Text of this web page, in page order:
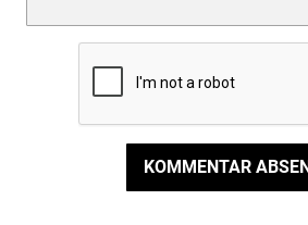
KOMMENTAR